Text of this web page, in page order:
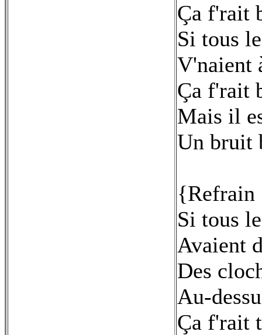
Ça f'rait
Si tous
V'naient
Ça f'rait
Mais il
Un bruit
Si tous
Avaient
Des
Au-
Ça f'rait